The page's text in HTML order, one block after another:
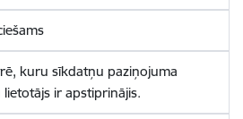
kuru sīkdatņu paziņojuma
lietotājs ir apstiprinājis.